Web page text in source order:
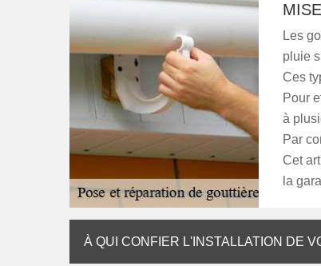
Les
pluie
Ces
Pour
à
Par
Cet
la
À QUI CONFIER L'INSTALLATION DE